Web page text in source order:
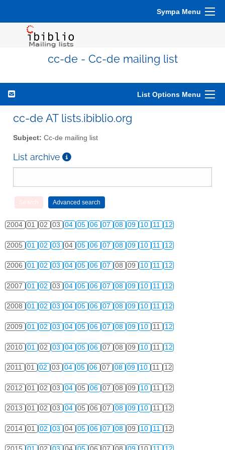
Sympa Menu
cc-de - Cc-de mailing list
List Options Menu
cc-de AT lists.ibiblio.org
Subject: Cc-de mailing list
List archive
2004 01 02 03 04 05 06 07 08 09 10 11 12
2005 01 02 03 04 05 06 07 08 09 10 11 12
2006 01 02 03 04 05 06 07 08 09 10 11 12
2007 01 02 03 04 05 06 07 08 09 10 11 12
2008 01 02 03 04 05 06 07 08 09 10 11 12
2009 01 02 03 04 05 06 07 08 09 10 11 12
2010 01 02 03 04 05 06 07 08 09 10 11 12
2011 01 02 03 04 05 06 07 08 09 10 11 12
2012 01 02 03 04 05 06 07 08 09 10 11 12
2013 01 02 03 04 05 06 07 08 09 10 11 12
2014 01 02 03 04 05 06 07 08 09 10 11 12